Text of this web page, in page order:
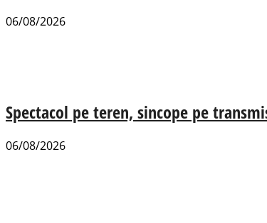
06/08/2026
Spectacol pe teren, sincope pe
06/08/2026